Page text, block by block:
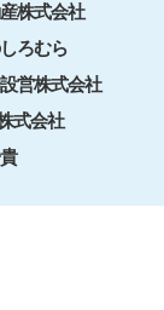
株式会社
ろむら
営株式会社
式会社